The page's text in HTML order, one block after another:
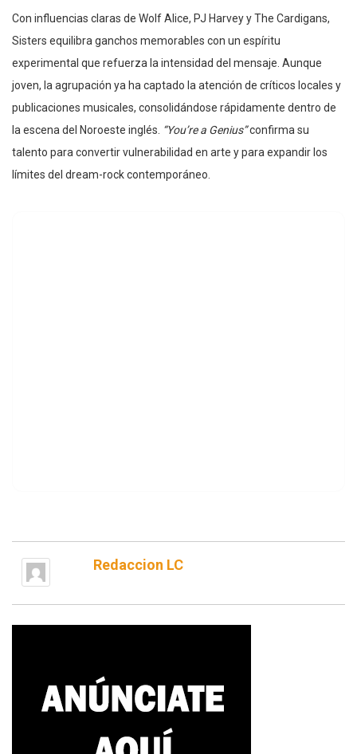
Con influencias claras de Wolf Alice, PJ Harvey y The Cardigans,
Sisters equilibra ganchos memorables con un espíritu
experimental que refuerza la intensidad del mensaje. Aunque
joven, la agrupación ya ha captado la atención de críticos locales y
publicaciones musicales, consolidándose rápidamente dentro de
la escena del Noroeste inglés. “You’re a Genius”confirma su
talento para convertir vulnerabilidad en arte y para expandir los
límites del dream-rock contemporáneo.
Redaccion LC